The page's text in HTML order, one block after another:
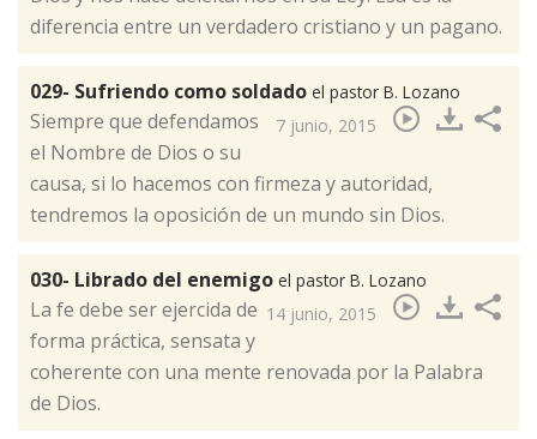
diferencia entre un verdadero cristiano y un pagano.
029- Sufriendo como soldado el pastor B. Lozano
7 junio, 2015
​Siempre que defendamos
el Nombre de Dios o su
causa, si lo hacemos con firmeza y autoridad,
tendremos la oposición de un mundo sin Dios.
030- Librado del enemigo el pastor B. Lozano
14 junio, 2015
​La fe debe ser ejercida de
forma práctica, sensata y
coherente con una mente renovada por la Palabra
de Dios.